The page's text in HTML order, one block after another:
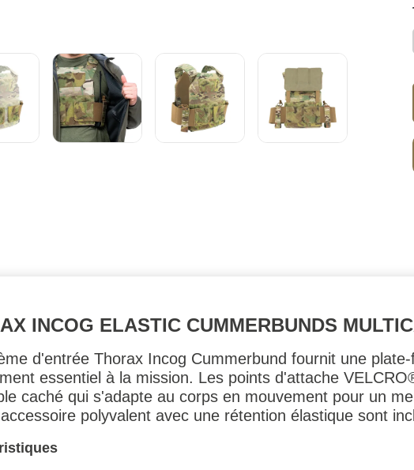
INCOG ELASTIC CUMMERBUNDS
d'entrée Thorax Incog Cummerbund fournit une
essentiel à la mission. Les points d'attache
caché qui s'adapte au corps en mouvement pour un
polyvalent avec une rétention élastique sont